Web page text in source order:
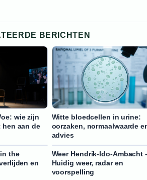
BERICHTEN
wie zijn
hen aan de
Witte bloedcellen in urine:
oorzaken, normaalwaarde
advies
the
en
Weer Hendrik-Ido-Ambacht
Huidig weer, radar en
voorspelling